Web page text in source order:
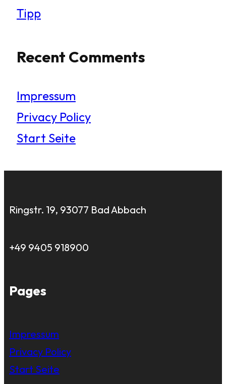
Tipp
Recent Comments
Impressum
Privacy Policy
Start Seite
Ringstr. 19, 93077 Bad Abbach
+49 9405 918900
Pages
Impressum
Privacy Policy
Start Seite